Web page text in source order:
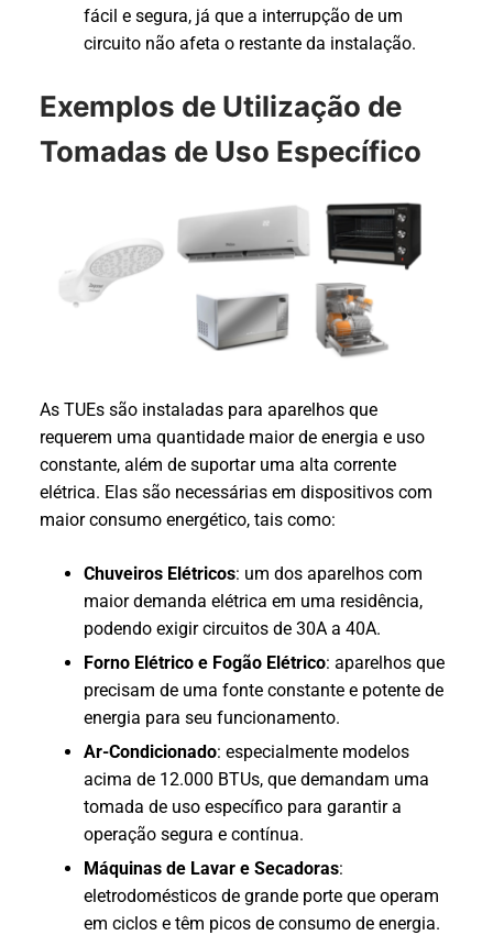
fácil e segura, já que a interrupção de um
circuito não afeta o restante da instalação.
Exemplos de Utilização de
Tomadas de Uso Específico
As TUEs são instaladas para aparelhos que
requerem uma quantidade maior de energia e uso
constante, além de suportar uma alta corrente
elétrica. Elas são necessárias em dispositivos com
maior consumo energético, tais como:
Chuveiros Elétricos: um dos aparelhos com
maior demanda elétrica em uma residência,
podendo exigir circuitos de 30A a 40A.
Forno Elétrico e Fogão Elétrico: aparelhos que
precisam de uma fonte constante e potente de
energia para seu funcionamento.
Ar-Condicionado: especialmente modelos
acima de 12.000 BTUs, que demandam uma
tomada de uso específico para garantir a
operação segura e contínua.
Máquinas de Lavar e Secadoras:
eletrodomésticos de grande porte que operam
em ciclos e têm picos de consumo de energia.